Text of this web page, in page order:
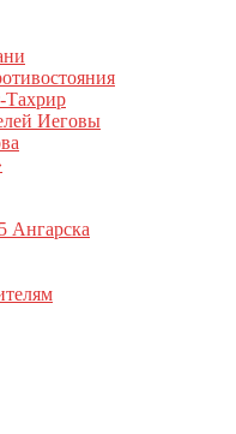
Тахрир
Иеговы
Ангарска